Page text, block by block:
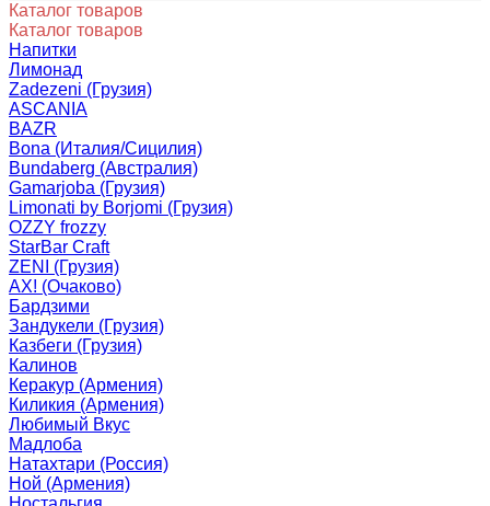
Каталог товаров
Каталог товаров
Напитки
Лимонад
Zadezeni (Грузия)
ASCANIA
BAZR
Bona (Италия/Сицилия)
Bundaberg (Австралия)
Gamarjoba (Грузия)
Limonati by Borjomi (Грузия)
OZZY frozzy
StarBar Craft
ZENI (Грузия)
АХ! (Очаково)
Бардзими
Зандукели (Грузия)
Казбеги (Грузия)
Калинов
Керакур (Армения)
Киликия (Армения)
Любимый Вкус
Мадлоба
Натахтари (Россия)
Ной (Армения)